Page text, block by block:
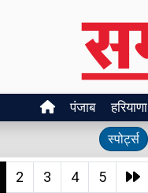
पंजाब हरियाणा
स्पोर्ट्स
2 3 4 5